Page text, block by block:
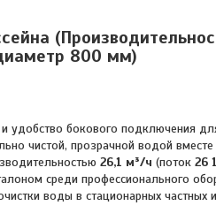
800 мм)
бокового подключения для
чистой, прозрачной водой
26,1 м³/ч (поток 26
среди профессионального
воды в стационарных частных